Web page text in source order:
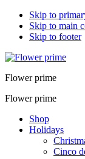
Skip to
Skip to main
Skip to footer
Flower prime
Flower prime
Shop
Holidays
Cinco